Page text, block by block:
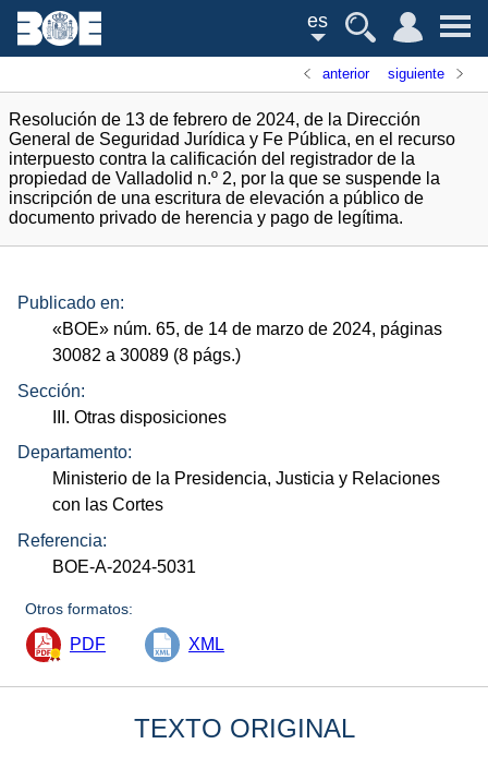
es
anterior siguiente
Resolución de 13 de febrero de 2024, de la Dirección
General de Seguridad Jurídica y Fe Pública, en el recurso
interpuesto contra la calificación del registrador de la
propiedad de Valladolid n.º 2, por la que se suspende la
inscripción de una escritura de elevación a público de
documento privado de herencia y pago de legítima.
Publicado en:
«BOE» núm. 65, de 14 de marzo de 2024, páginas
30082 a 30089 (8 págs.)
Sección:
III. Otras disposiciones
Departamento:
Ministerio de la Presidencia, Justicia y Relaciones
con las Cortes
Referencia:
BOE-A-2024-5031
Otros formatos:
PDF XML
TEXTO ORIGINAL